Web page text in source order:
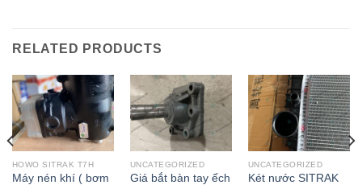
RELATED PRODUCTS
HOWO SITRAK T7H
Máy nén khí ( bơm
UNCATEGORIZED
Giá bắt bàn tay ếch
UNCATEGORIZED
Két nước SITRAK